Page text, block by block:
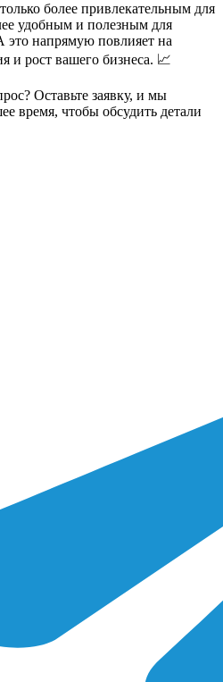
более привлекательным для
удобным и полезным для
это напрямую повлияет на
и рост вашего бизнеса. 📈
Оставьте заявку, и мы
время, чтобы обсудить детали